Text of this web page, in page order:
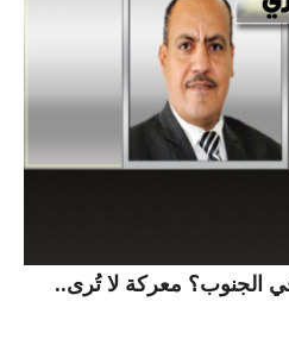
معركة لا تُرى..